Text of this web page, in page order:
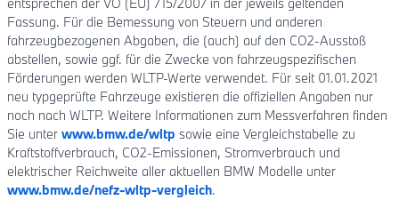
entsprechen der VO (EU) 715/2007 in der jeweils geltenden
Fassung. Für die Bemessung von Steuern und anderen
fahrzeugbezogenen Abgaben, die (auch) auf den CO2-Ausstoß
abstellen, sowie ggf. für die Zwecke von fahrzeugspezifischen
Förderungen werden WLTP-Werte verwendet. Für seit 01.01.2021
neu typgeprüfte Fahrzeuge existieren die offiziellen Angaben nur
noch nach WLTP. Weitere Informationen zum Messverfahren finden
Sie unter www.bmw.de/wltp sowie eine Vergleichstabelle zu
Kraftstoffverbrauch, CO2-Emissionen, Stromverbrauch und
elektrischer Reichweite aller aktuellen BMW Modelle unter
www.bmw.de/nefz-wltp-vergleich.